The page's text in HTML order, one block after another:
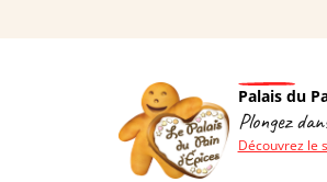
Palais du
Plongez
Découvrez le